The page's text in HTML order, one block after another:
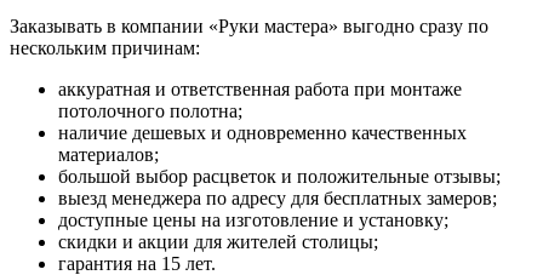
Заказывать в компании «Руки мастера» выгодно сразу по
нескольким причинам:
аккуратная и ответственная работа при монтаже
потолочного полотна;
наличие дешевых и одновременно качественных
материалов;
большой выбор расцветок и положительные отзывы;
выезд менеджера по адресу для бесплатных замеров;
доступные цены на изготовление и установку;
скидки и акции для жителей столицы;
гарантия на 15 лет.